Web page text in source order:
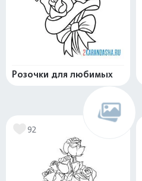
Розочки для любимых
92